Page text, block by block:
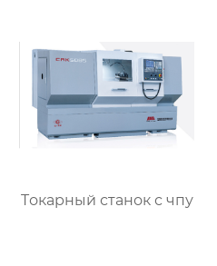
Tокарный станок с чпу